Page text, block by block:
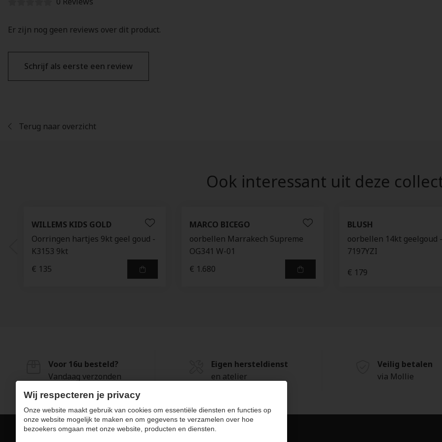
Er zijn nog geen reviews over dit product.
Schrijf als eerste een review
Terug naar overzicht
Ook interessant uit deze
WILLEMS KIDS GOLD
Oorringen hartjes 9kt geel goud -
K3153 9kt
€ 135
MARCO BICEGO
oorbellen Marrakech Supreme
OG341 W-01
€ 1.680
BLUSH
oorbellen 14kt geelgoud -
7197YZI
€ 179
Voor 16u besteld?
Vandaag verzonden
Eigen hersteldienst
en atelier
Veilig betalen
via Mollie
Wij respecteren je privacy
Onze website maakt gebruik van cookies om essentiële diensten en functies op
onze website mogelijk te maken en om gegevens te verzamelen over hoe
bezoekers omgaan met onze website, producten en diensten.